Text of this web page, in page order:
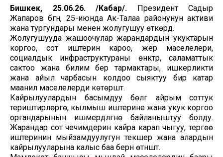
Бишкек, 25.06.26. /Кабар/. Президент Садыр
Жапаров бүгүн, 25-июнда Ак-Талаа районунун активи
жана тургундары менен жолугушуу өткөрдү.
Жолугушууда жашоочулар жарандардын укуктарын
коргоо, сот иштерин кароо, жер маселелери,
социалдык инфраструктураны өнүктүрүү, саламаттык
сактоо жана билим берүү тармактары, ишкерликти
жана айыл чарбасын колдоо сыяктуу бир катар
маанилүү маселелерди көтөрүштү.
Кайрылуулардын басымдуу бөлүгү айрым соттук
териштирүүлөргө, кылмыш иштерине жана укук коргоо
органдарынын ишмердүүлүгүнө байланыштуу болду.
Жарандар сот чечимдерин кайра карап чыгуу, тергөө
иштеринин мыйзамдуулугун текшерүү жана алардын
кайрылууларына калыс баа берүүнү өтүнүштү.